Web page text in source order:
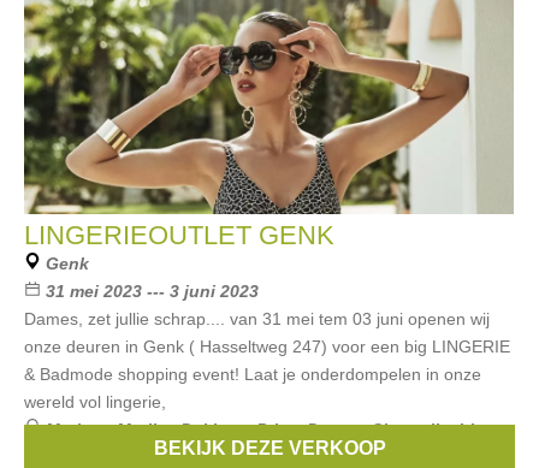
LINGERIEOUTLET GENK
Genk
31 mei 2023 --- 3 juni 2023
Dames, zet jullie schrap.... van 31 mei tem 03 juni openen wij
onze deuren in Genk ( Hasseltweg 247) voor een big LINGERIE
& Badmode shopping event! Laat je onderdompelen in onze
wereld vol lingerie,
Merken:Marlies Dekkers,Prima Donna,Chantelle,Lise
Selmark, ...
BEKIJK DEZE VERKOOP